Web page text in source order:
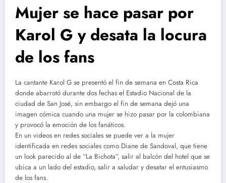
Mujer se hace pasar por
Karol G y desata la locura
de los fans
La cantante Karol G se presentó el fin de semana en Costa Rica
donde abarrotó durante dos fechas el Estadio Nacional de la
ciudad de San José, sin embargo el fin de semana dejó una
imagen cómica cuando una mujer se hizo pasar por la colombiana
y provocó la emoción de los fanáticos.
En un videos en redes sociales se puede ver a la mujer
identificada en redes sociales como Diane de Sandoval, que tiene
un look parecido al de “La Bichota”, salir al balcón del hotel que se
ubica a un lado del estadio, salir a saludar y desatar el entusiasmo
de los fans.